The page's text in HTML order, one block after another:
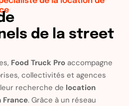
de la street
Food Truck Pro accompagne
collectivités et agences
recherche de location
. Grâce à un réseau